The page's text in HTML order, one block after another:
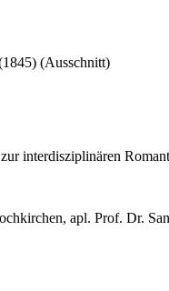
interdisziplinären